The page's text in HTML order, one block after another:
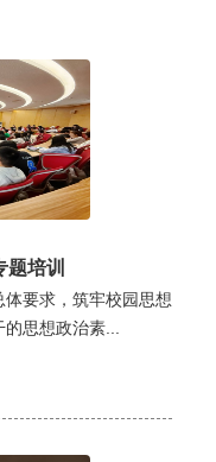
培训
要求，筑牢校园思想
思想政治素...